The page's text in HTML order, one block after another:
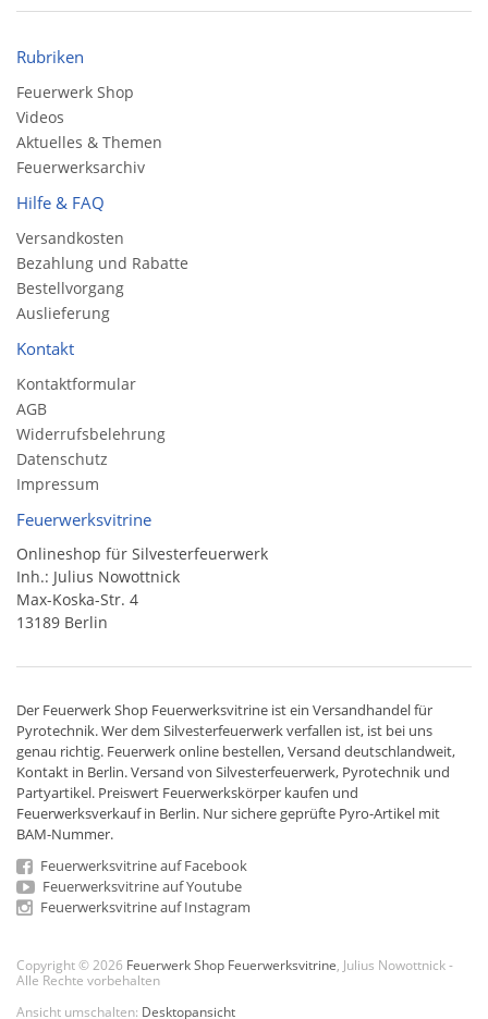
Rubriken
Feuerwerk Shop
Videos
Aktuelles & Themen
Feuerwerksarchiv
Hilfe & FAQ
Versandkosten
Bezahlung und Rabatte
Bestellvorgang
Auslieferung
Kontakt
Kontaktformular
AGB
Widerrufsbelehrung
Datenschutz
Impressum
Feuerwerksvitrine
Onlineshop für Silvesterfeuerwerk
Inh.: Julius Nowottnick
Max-Koska-Str. 4
13189 Berlin
Der Feuerwerk Shop Feuerwerksvitrine ist ein Versandhandelfür
Pyrotechnik. Wer dem Silvesterfeuerwerk verfallen ist, ist bei uns
genau richtig. Feuerwerk online bestellen,Versand deutschlandweit,
Kontakt in Berlin. Versand von Silvesterfeuerwerk, Pyrotechnik und
Partyartikel. Preiswert Feuerwerkskörper kaufen und
Feuerwerksverkauf in Berlin. Nur sichere geprüfte Pyro-Artikel mit
BAM-Nummer.
Feuerwerksvitrine auf Facebook
Feuerwerksvitrine auf Youtube
Feuerwerksvitrine auf Instagram
Copyright © 2026 Feuerwerk Shop Feuerwerksvitrine , Julius Nowottnick -
Alle Rechte vorbehalten
Ansicht umschalten: Desktopansicht